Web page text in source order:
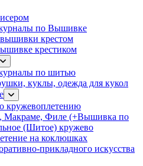
по Вышивке
крестом
крестиком
по шитью
куклы, одежда для кукол
кружевоплетению
Макраме, Филе (+Вышивка по
(Шитое) кружево
на коклюшках
прикладного искусства